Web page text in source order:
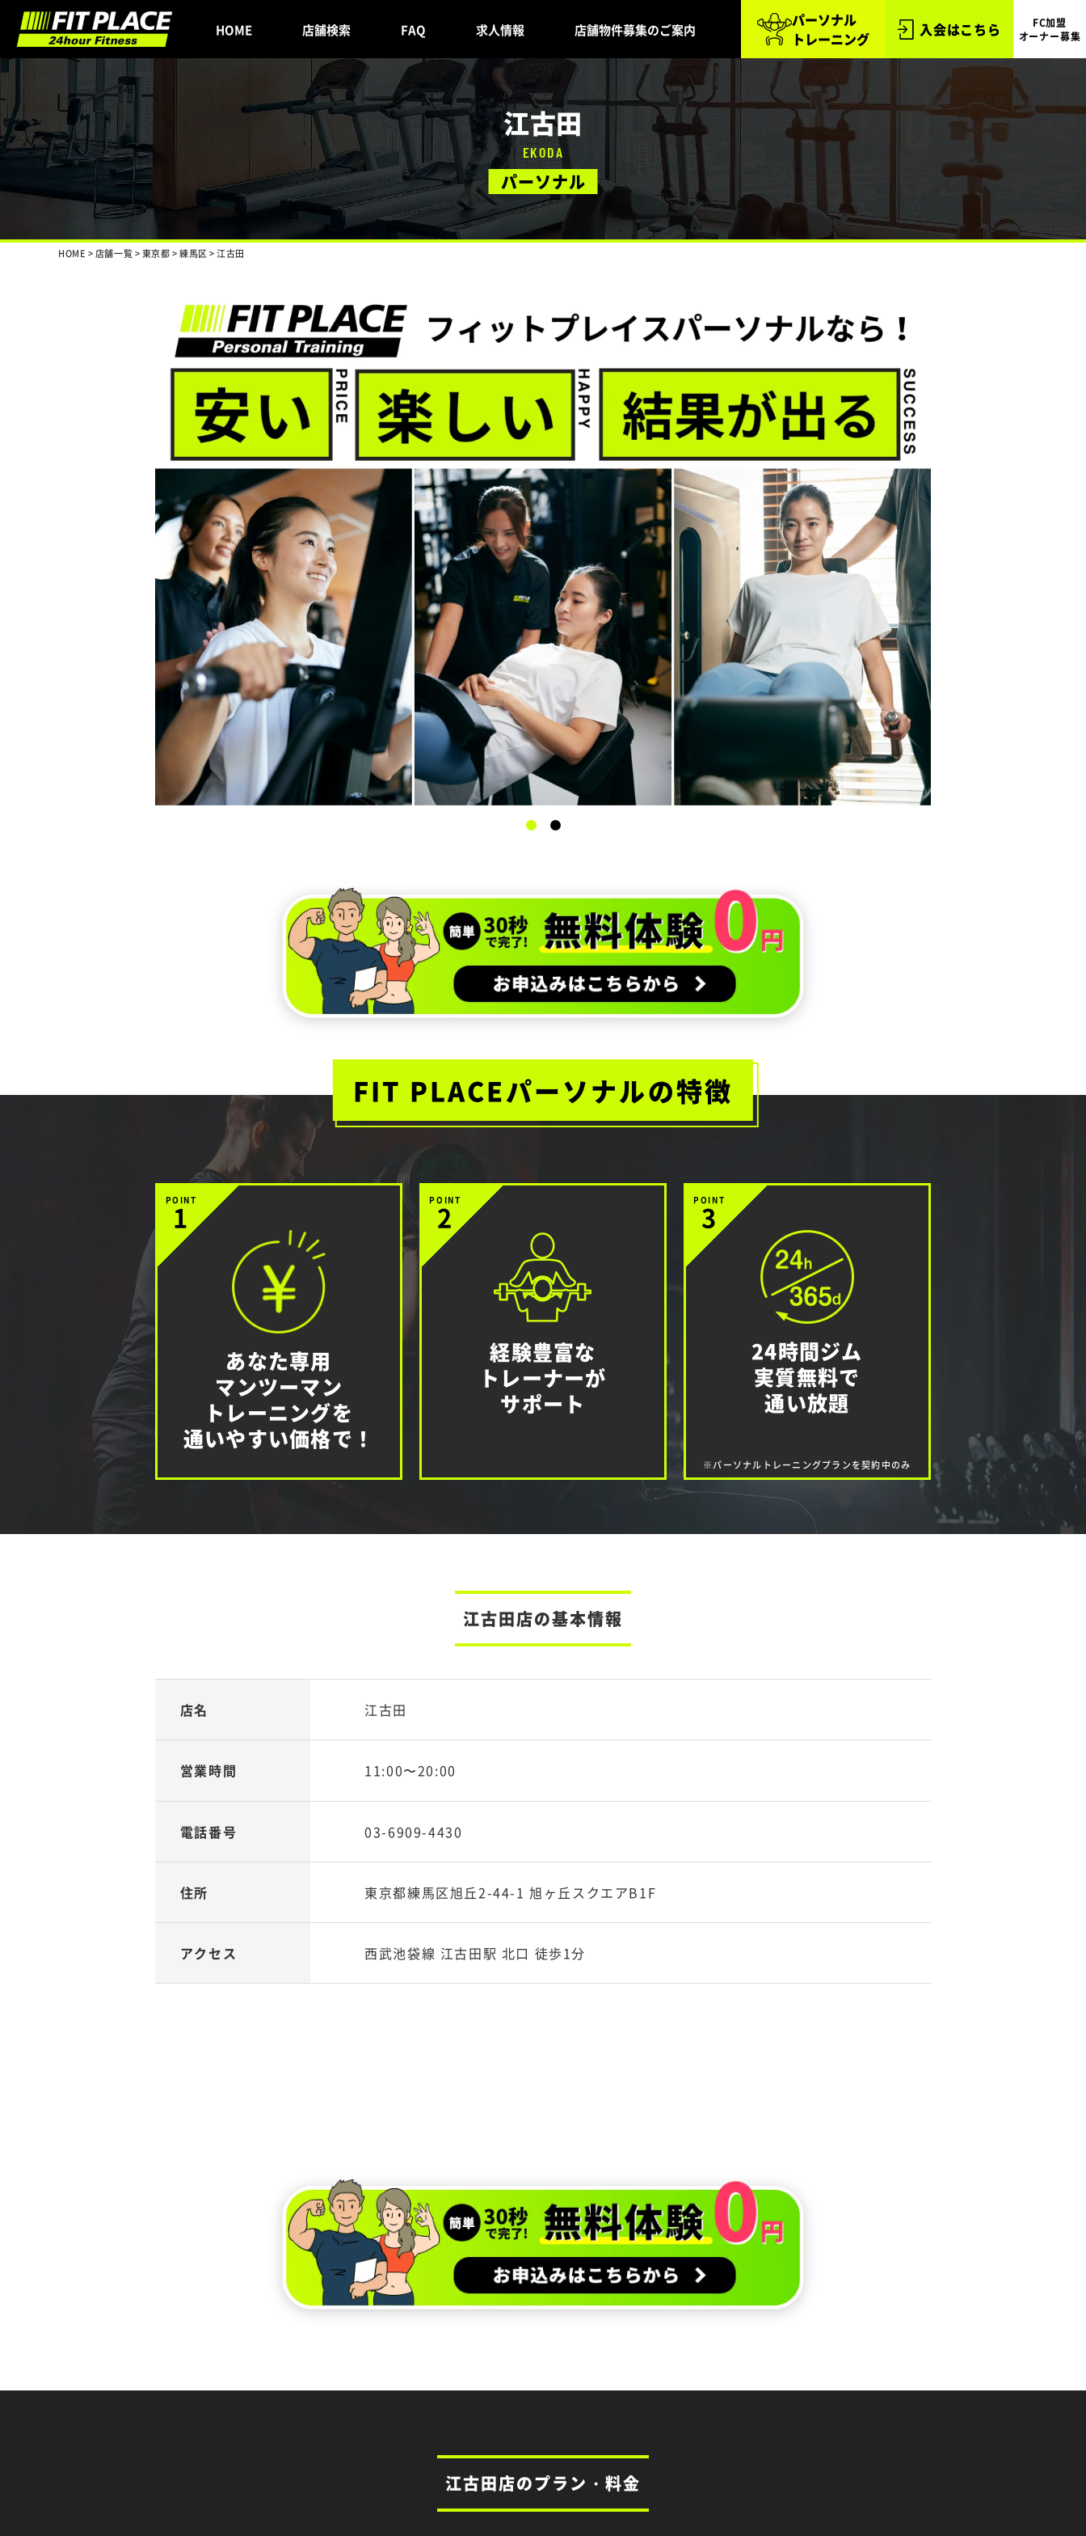
HOME 店舗検索 FAQ 求人情報 店舗物件募集のご案内
パーソナル
トレーニング
入会はこちら
FC加盟
オーナー募集
江古田
EKODA
パーソナル
HOME > 店舗一覧>東京都>練馬区>江古田
FIT PLACEパーソナルの特徴
POINT
1
あなた専用
マンツーマン
トレーニングを
通いやすい価格で！
POINT
2
経験豊富な
トレーナーが
サポート
POINT
3
24時間ジム
実質無料で
通い放題
※パーソナルトレーニングプランを契約中のみ
江古田店の基本情報
店名 江古田
営業時間 11:00〜20:00
電話番号 03-6909-4430
住所 東京都練馬区旭丘2-44-1 旭ヶ丘スクエアB1F
アクセス 西武池袋線 江古田駅 北口 徒歩1分
江古田店のプラン・料金